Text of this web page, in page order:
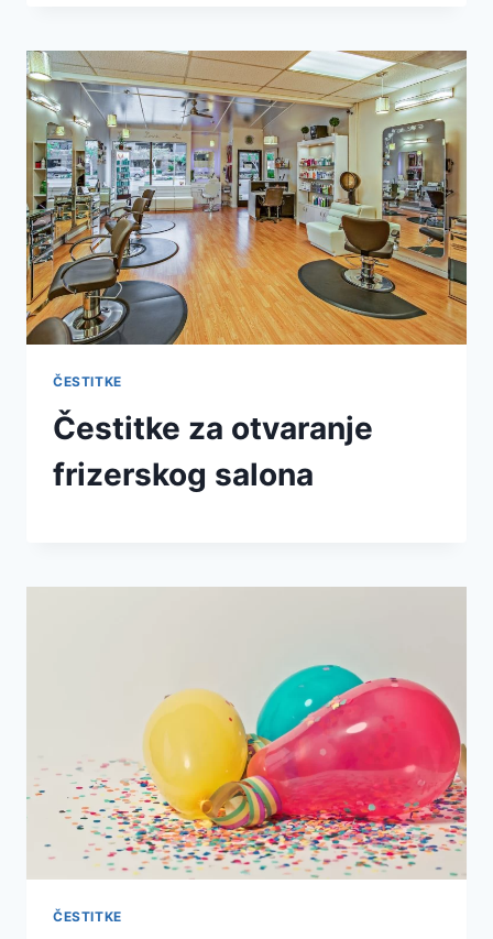
ČESTITKE
Čestitke za otvaranje
frizerskog salona
ČESTITKE